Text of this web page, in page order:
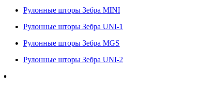
Рулонные шторы Зебра MINI
Рулонные шторы Зебра UNI-1
Рулонные шторы Зебра MGS
Рулонные шторы Зебра UNI-2